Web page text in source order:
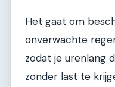
Het gaat om
onverwachte
zodat je urenlang
zonder last te